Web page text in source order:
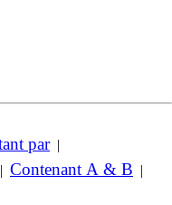
par|
| Contenant A & B |